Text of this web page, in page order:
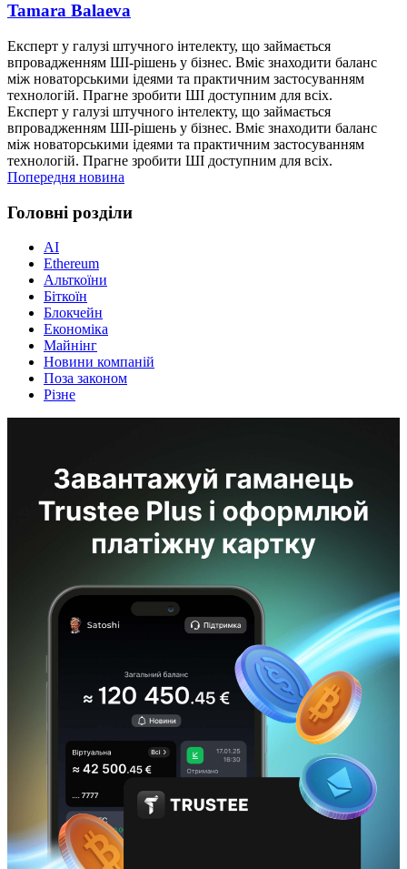
Tamara Balaeva
Експерт у галузі штучного інтелекту, що займається
впровадженням ШІ-рішень у бізнес. Вміє знаходити баланс
між новаторськими ідеями та практичним застосуванням
технологій. Прагне зробити ШІ доступним для всіх.
Експерт у галузі штучного інтелекту, що займається
впровадженням ШІ-рішень у бізнес. Вміє знаходити баланс
між новаторськими ідеями та практичним застосуванням
технологій. Прагне зробити ШІ доступним для всіх.
Попередня новина
Головні розділи
AI
Ethereum
Альткоїни
Біткоїн
Блокчейн
Економіка
Майнінг
Новини компаній
Поза законом
Різне